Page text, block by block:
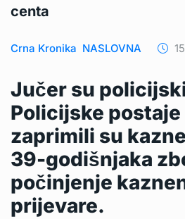
centa
Crna Kronika NASLOVNA
Jučer su
Policijske postaje
zaprimili su
39-godišnjaka
počinjenje
prijevare.